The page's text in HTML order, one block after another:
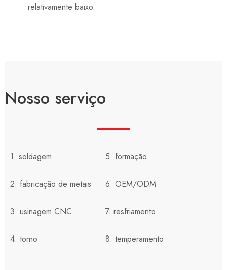
relativamente baixo.
Nosso serviço
1. soldagem
2. fabricação de metais
3. usinagem CNC
4. torno
5. formação
6. OEM/ODM
7. resfriamento
8. temperamento